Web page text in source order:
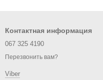
Контактная информация
067 325 4190
Перезвонить вам?
Viber